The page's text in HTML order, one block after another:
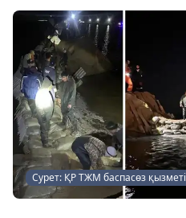
Сурет: ҚР ТЖМ баспасөз қызметі